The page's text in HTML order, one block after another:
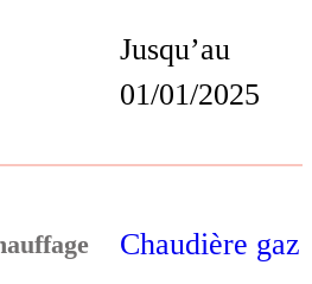
Jusqu’au
01/01/2025
Chaudière gaz